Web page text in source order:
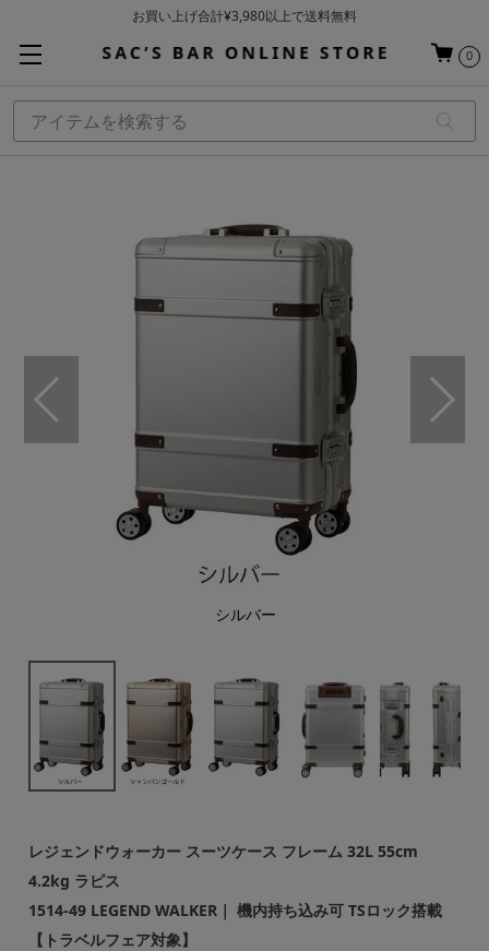
お買い上げ合計¥3,980以上で送料無料
当日～翌営業日を目安に順次発送（一部お取り寄せ商品を除く）
0
シルバー
レジェンドウォーカー スーツケース フレーム 32L 55cm
4.2kg ラピス
1514-49 LEGEND WALKER｜ 機内持ち込み可 TSロック搭載
【トラベルフェア対象】